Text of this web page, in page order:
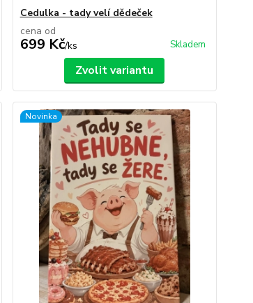
Cedulka - tady velí dědeček
cena od
699 Kč/ks Skladem
Zvolit variantu
Novinka